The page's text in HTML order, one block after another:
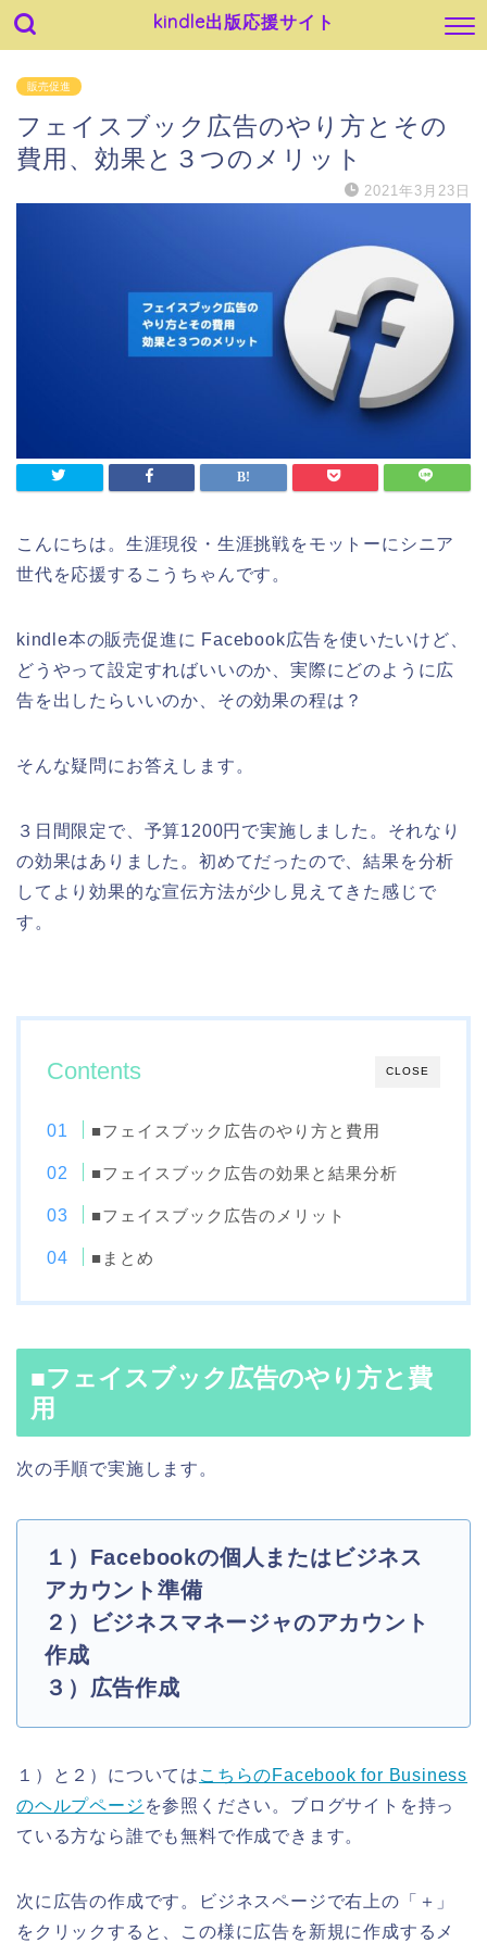
kindle出版応援サイト
販売促進
フェイスブック広告のやり方とその
費用、効果と３つのメリット
2021年3月23日
こんにちは。生涯現役・生涯挑戦をモットーにシニア
世代を応援するこうちゃんです。
kindle本の販売促進に Facebook広告を使いたいけど、
どうやって設定すればいいのか、実際にどのように広
告を出したらいいのか、その効果の程は？
そんな疑問にお答えします。
３日間限定で、予算1200円で実施しました。それなり
の効果はありました。初めてだったので、結果を分析
してより効果的な宣伝方法が少し見えてきた感じで
す。
CLOSE
Contents
■フェイスブック広告のやり方と費用
■フェイスブック広告の効果と結果分析
■フェイスブック広告のメリット
■まとめ
■フェイスブック広告のやり方と費
用
次の手順で実施します。
１）Facebookの個人またはビジネス
アカウント準備
２）ビジネスマネージャのアカウント
作成
３）広告作成
１）と２）については こちらのFacebook for Business
のヘルプページ を参照ください。ブログサイトを持っ
ている方なら誰でも無料で作成できます。
次に広告の作成です。ビジネスページで右上の「＋」
をクリックすると、この様に広告を新規に作成するメ